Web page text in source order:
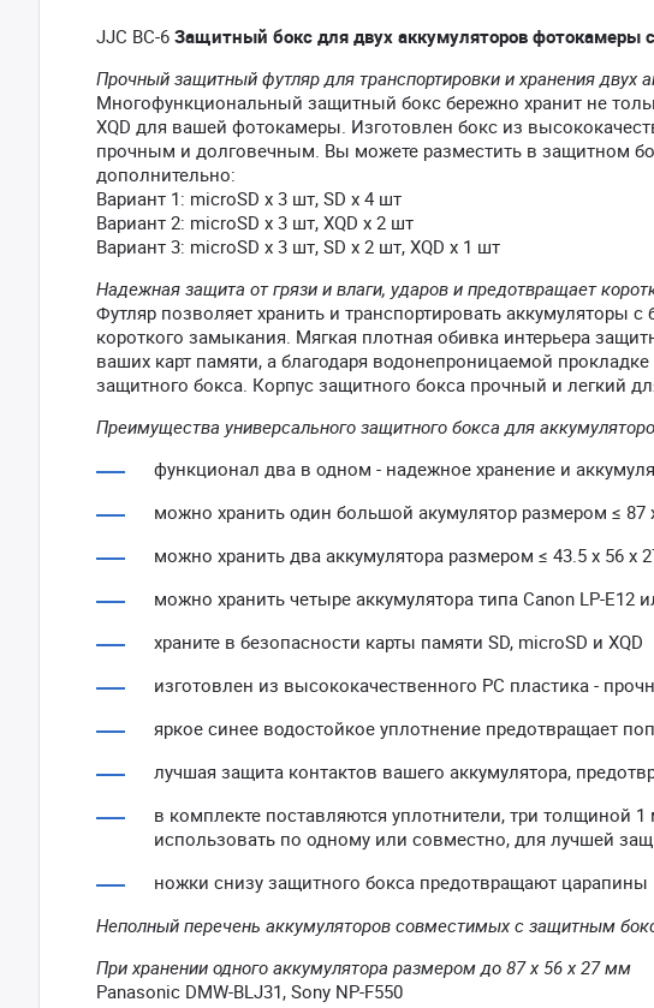
JJC BC-6 Защитный бокс для двух аккумуляторов фотокамеры
Прочный защитный футляр для транспортировки и хранения двух
Многофункциональный защитный бокс бережно хранит не
XQD для вашей фотокамеры. Изготовлен бокс из
прочным и долговечным. Вы можете разместить в защитном
дополнительно:
Вариант 1: microSD x 3 шт, SD x 4 шт
Вариант 2: microSD x 3 шт, XQD x 2 шт
Вариант 3: microSD x 3 шт, SD x 2 шт, XQD x 1 шт
Надежная защита от грязи и влаги, ударов и предотвращает
Футляр позволяет хранить и транспортировать аккумуляторы
короткого замыкания. Мягкая плотная обивка интерьера
ваших карт памяти, а благодаря водонепроницаемой
защитного бокса. Корпус защитного бокса прочный и легкий
Преимущества универсального защитного бокса для
функционал два в одном - надежное хранение и
можно хранить один большой акумулятор размером ≤ 87
можно хранить два аккумулятора размером ≤ 43.5 x 56 x
можно хранить четыре аккумулятора типа Canon LP-E12
храните в безопасности карты памяти SD, microSD и XQD
изготовлен из высококачественного PC пластика -
яркое синее водостойкое уплотнение предотвращает
лучшая защита контактов вашего аккумулятора,
в комплекте поставляются уплотнители, три
использовать по одному или совместно, для лучшей
ножки снизу защитного бокса предотвращают царапины
Неполный перечень аккумуляторов совместимых с защитным
При хранении одного аккумулятора размером до 87 x 56 x 27 мм
Panasonic DMW-BLJ31, Sony NP-F550